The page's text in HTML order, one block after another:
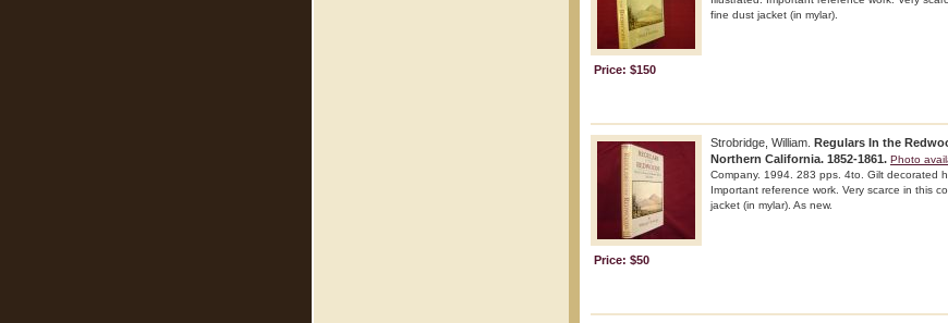
fine dust jacket (in mylar).
Price: $150
Strobridge, William. Regulars In the
Northern California. 1852-1861. Photo
Company. 1994. 283 pps. 4to. Gilt decorated
Important reference work. Very scarce in this
jacket (in mylar). As new.
Price: $50